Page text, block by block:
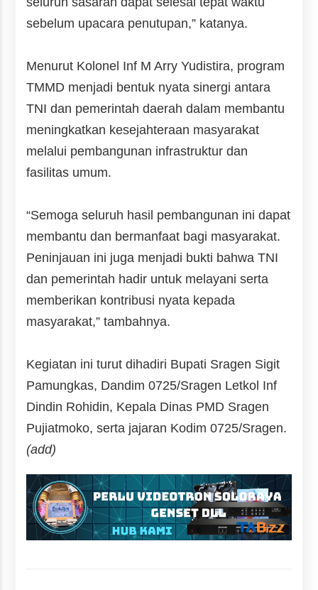
sebelum upacara penutupan,” katanya.
Menurut Kolonel Inf M Arry Yudistira, program
TMMD menjadi bentuk nyata sinergi antara
TNI dan pemerintah daerah dalam membantu
meningkatkan kesejahteraan masyarakat
melalui pembangunan infrastruktur dan
fasilitas umum.
“Semoga seluruh hasil pembangunan ini dapat
membantu dan bermanfaat bagi masyarakat.
Peninjauan ini juga menjadi bukti bahwa TNI
dan pemerintah hadir untuk melayani serta
memberikan kontribusi nyata kepada
masyarakat,” tambahnya.
Kegiatan ini turut dihadiri Bupati Sragen Sigit
Pamungkas, Dandim 0725/Sragen Letkol Inf
Dindin Rohidin, Kepala Dinas PMD Sragen
Pujiatmoko, serta jajaran Kodim 0725/Sragen.
(add)